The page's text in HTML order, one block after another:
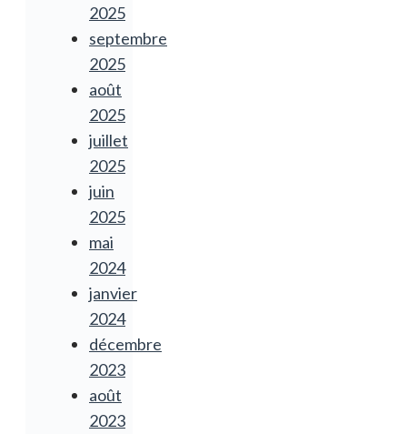
2025
septembre
2025
août
2025
juillet
2025
juin
2025
mai
2024
janvier
2024
décembre
2023
août
2023